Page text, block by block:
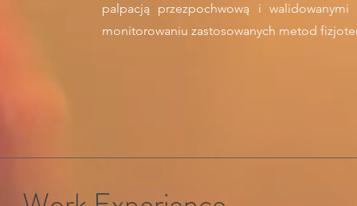
palpacją przezpochwową i
monitorowaniu zastosowanych metod